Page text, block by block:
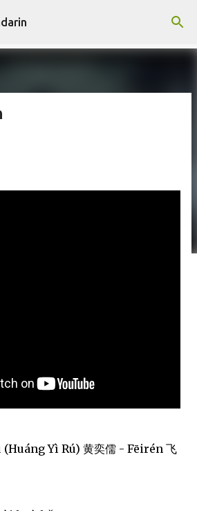
to main content
Yì Rú) 黄奕儒 - Fēirén 飞